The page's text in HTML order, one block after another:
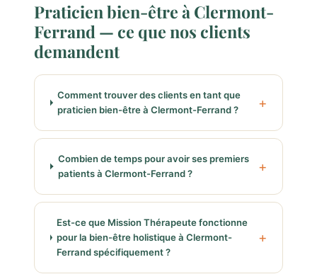
Praticien bien-être à Clermont-
Ferrand — ce que nos clients
demandent
Comment trouver des clients en tant que
praticien bien-être à Clermont-Ferrand ?
Combien de temps pour avoir ses premiers
patients à Clermont-Ferrand ?
Est-ce que Mission Thérapeute fonctionne
pour la bien-être holistique à Clermont-
Ferrand spécifiquement ?